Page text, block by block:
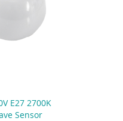
E27 2700K
Sensor